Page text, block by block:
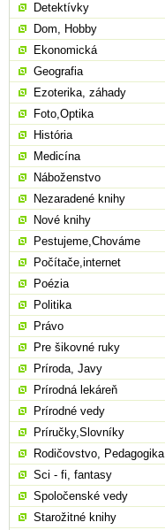
Detektívky
Dom, Hobby
Ekonomická
Geografia
Ezoterika, záhady
Foto,Optika
História
Medicína
Náboženstvo
Nezaradené knihy
Nové knihy
Pestujeme,Chováme
Počítače,internet
Poézia
Politika
Právo
Pre šikovné ruky
Príroda, Javy
Prírodná lekáreň
Prírodné vedy
Príručky,Slovníky
Rodičovstvo, Pedagogika
Sci - fi, fantasy
Spoločenské vedy
Starožitné knihy